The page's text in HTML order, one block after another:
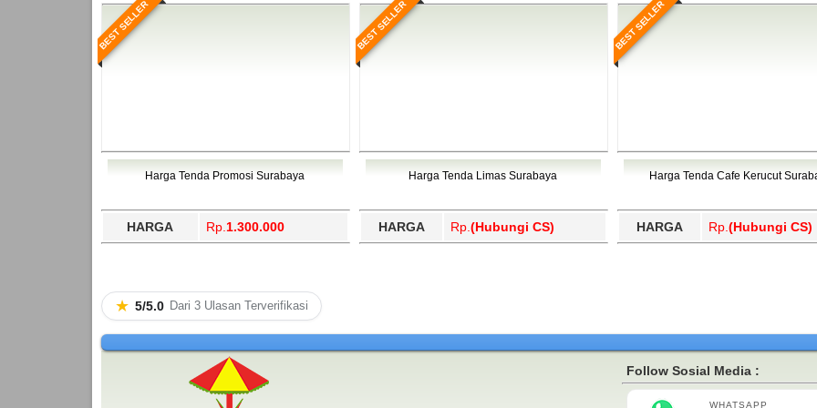
BEST SELLER
Harga Tenda Promosi Surabaya
HARGA Rp. 1.300.000
BEST SELLER
Harga Tenda Limas Surabaya
HARGA Rp. (Hubungi CS)
BEST SELLER
Harga Tenda Cafe Kerucut
HARGA Rp. (Hubungi CS)
★ 5/5.0 Dari 3 Ulasan Terverifikasi
Follow Sosial Media :
WHATSAPP